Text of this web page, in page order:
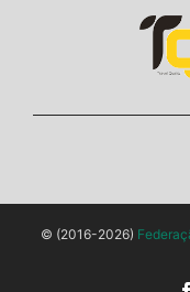
© (2016-2026)